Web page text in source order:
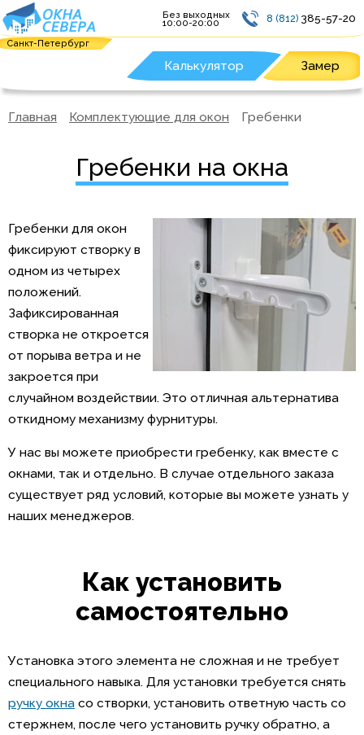
8 (812) 385-57-20
Без выходных
10:00-20:00
Санкт-Петербург
Калькулятор Замер
Главная Комплектующие для окон Гребенки
Гребенки на окна
Гребенки для окон
фиксируют створку в
одном из четырех
положений.
Зафиксированная
створка не откроется
от порыва ветра и не
закроется при
случайном воздействии. Это отличная альтернатива
откидному механизму фурнитуры.
У нас вы можете приобрести гребенку, как вместе с
окнами, так и отдельно. В случае отдельного заказа
существует ряд условий, которые вы можете узнать у
наших менеджеров.
Как установить
самостоятельно
Установка этого элемента не сложная и не требует
специального навыка. Для установки требуется снять
ручку окна со створки, установить ответную часть со
стержнем, после чего установить ручку обратно, а